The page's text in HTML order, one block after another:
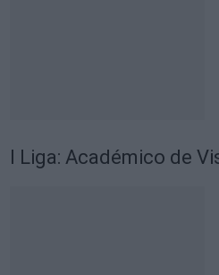
I Liga: Académico de